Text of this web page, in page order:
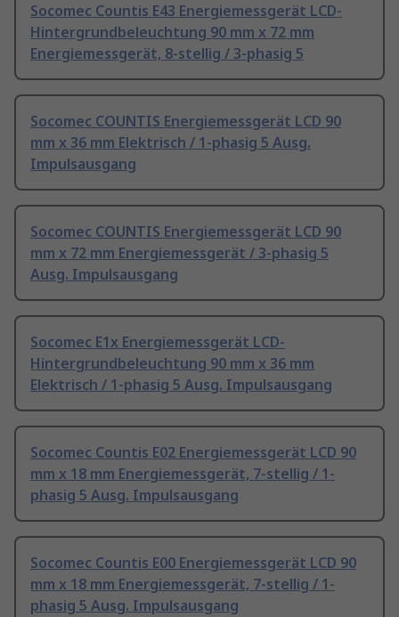
Socomec Countis E43 Energiemessgerät LCD-
Hintergrundbeleuchtung 90 mm x 72 mm
Energiemessgerät, 8-stellig / 3-phasig 5
Socomec COUNTIS Energiemessgerät LCD 90
mm x 36 mm Elektrisch / 1-phasig 5 Ausg.
Impulsausgang
Socomec COUNTIS Energiemessgerät LCD 90
mm x 72 mm Energiemessgerät / 3-phasig 5
Ausg. Impulsausgang
Socomec E1x Energiemessgerät LCD-
Hintergrundbeleuchtung 90 mm x 36 mm
Elektrisch / 1-phasig 5 Ausg. Impulsausgang
Socomec Countis E02 Energiemessgerät LCD 90
mm x 18 mm Energiemessgerät, 7-stellig / 1-
phasig 5 Ausg. Impulsausgang
Socomec Countis E00 Energiemessgerät LCD 90
mm x 18 mm Energiemessgerät, 7-stellig / 1-
phasig 5 Ausg. Impulsausgang